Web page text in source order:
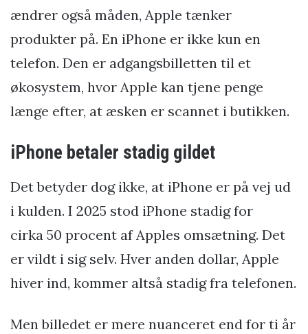
ændrer også måden, Apple tænker
produkter på. En iPhone er ikke kun en
telefon. Den er adgangsbilletten til et
økosystem, hvor Apple kan tjene penge
længe efter, at æsken er scannet i butikken.
iPhone betaler stadig gildet
Det betyder dog ikke, at iPhone er på vej ud
i kulden. I 2025 stod iPhone stadig for
cirka 50 procent af Apples omsætning. Det
er vildt i sig selv. Hver anden dollar, Apple
hiver ind, kommer altså stadig fra telefonen.
Men billedet er mere nuanceret end for ti år